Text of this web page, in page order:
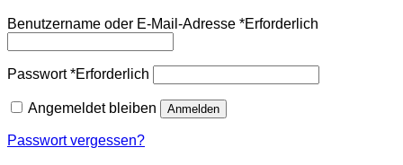
Benutzername oder E-Mail-Adresse *Erforderlich
Passwort*Erforderlich
Angemeldet bleiben Anmelden
Passwort vergessen?